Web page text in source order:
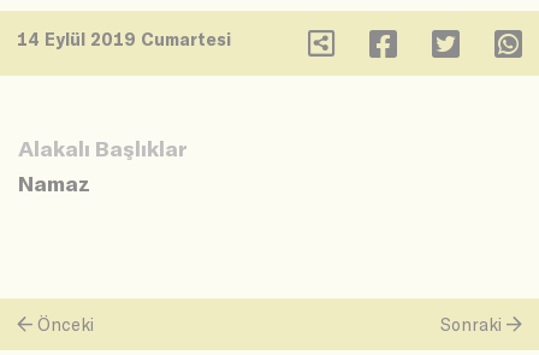
14 Eylül 2019 Cumartesi
Alakalı Başlıklar
Namaz
Önceki Sonraki